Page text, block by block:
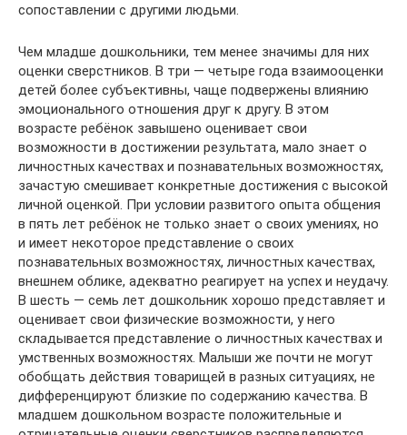
сопоставлении с другими людьми.
Чем младше дошкольники, тем менее значимы для них
оценки сверстников. В три — четыре года взаимооценки
детей более субъективны, чаще подвержены влиянию
эмоционального отношения друг к другу. В этом
возрасте ребёнок завышено оценивает свои
возможности в достижении результата, мало знает о
личностных качествах и познавательных возможностях,
зачастую смешивает конкретные достижения с высокой
личной оценкой. При условии развитого опыта общения
в пять лет ребёнок не только знает о своих умениях, но
и имеет некоторое представление о своих
познавательных возможностях, личностных качествах,
внешнем облике, адекватно реагирует на успех и неудачу.
В шесть — семь лет дошкольник хорошо представляет и
оценивает свои физические возможности, у него
складывается представление о личностных качествах и
умственных возможностях. Малыши же почти не могут
обобщать действия товарищей в разных ситуациях, не
дифференцируют близкие по содержанию качества. В
младшем дошкольном возрасте положительные и